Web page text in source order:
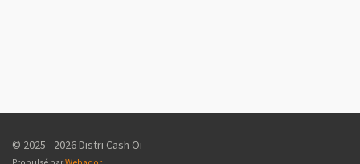
© 2025 - 2026 Distri Cash Oi